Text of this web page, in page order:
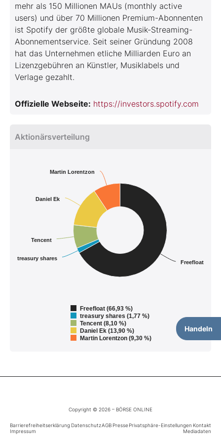
Handeln
mehr als 150 Millionen MAUs (monthly active
users) und über 70 Millionen Premium-Abonnenten
ist Spotify der größte globale Musik-Streaming-
Abonnementservice. Seit seiner Gründung 2008
hat das Unternehmen etliche Milliarden Euro an
Lizenzgebühren an Künstler, Musiklabels und
Verlage gezahlt.
Offizielle Webseite: https://investors.spotify.com
Aktionärsverteilung
Freefloat
treasury shares
Tencent
Daniel Ek
Martin Lorentzon
Freefloat (66,93 %)
treasury shares (1,77 %)
Tencent (8,10 %)
Daniel Ek (13,90 %)
Martin Lorentzon (9,30 %)
Copyright © 2026 – BÖRSE ONLINE
Barrierefreiheitserklärung DatenschutzAGB PressePrivatsphäre-Einstellungen Kontakt
Impressum
Mediadaten